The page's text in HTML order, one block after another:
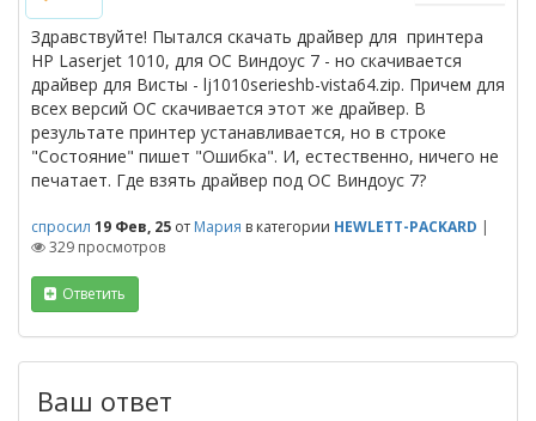
Здравствуйте! Пытался скачать драйвер для принтера
HP Laserjet 1010, для ОС Виндоус 7 - но скачивается
драйвер для Висты - lj1010serieshb-vista64.zip. Причем для
всех версий ОС скачивается этот же драйвер. В
результате принтер устанавливается, но в строке
"Состояние" пишет "Ошибка". И, естественно, ничего не
печатает. Где взять драйвер под ОС Виндоус 7?
спросил 19 Фев, 25 от Мария в категории HEWLETT-PACKARD |
329 просмотров
Ответить
Ваш ответ